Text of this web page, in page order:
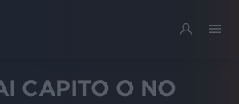
CAPITO O NO